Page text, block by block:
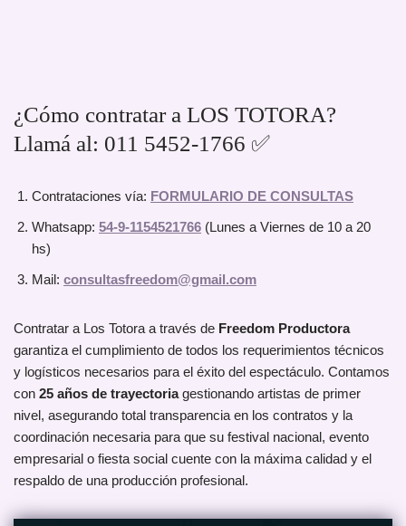
¿Cómo contratar a LOS TOTORA?
Llamá al: 011 5452-1766 ✅
Contrataciones vía: FORMULARIO DE CONSULTAS
Whatsapp: 54-9-1154521766 (Lunes a Viernes de 10 a 20
hs)
Mail: consultasfreedom@gmail.com
Contratar a Los Totora a través de Freedom Productora
garantiza el cumplimiento de todos los requerimientos técnicos
y logísticos necesarios para el éxito del espectáculo. Contamos
con 25 años de trayectoriagestionando artistas de primer
nivel, asegurando total transparencia en los contratos y la
coordinación necesaria para que su festival nacional, evento
empresarial o fiesta social cuente con la máxima calidad y el
respaldo de una producción profesional.